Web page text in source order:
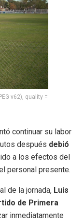
v62), quality =
continuar su labor
después debió
a los efectos del
personal presente.
de la jornada, Luis
de Primera
inmediatamente